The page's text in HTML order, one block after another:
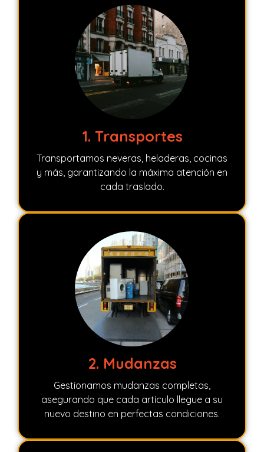
1. Transportes
Transportamos neveras, heladeras, cocinas
y más, garantizando la máxima atención en
cada traslado.
2. Mudanzas
Gestionamos mudanzas completas,
asegurando que cada artículo llegue a su
nuevo destino en perfectas condiciones.